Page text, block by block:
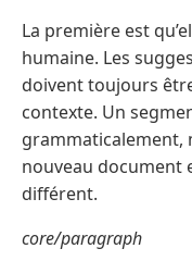
La première est
humaine. Les
doivent toujours
contexte. Un
grammaticalement,
nouveau document
différent.
core/paragraph